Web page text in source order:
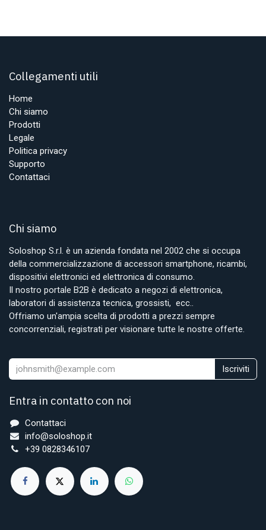
Collegamenti utili
Home
Chi siamo
Prodotti
Legale
Politica privacy
Supporto
Contattaci
Chi siamo
Soloshop S.r.l. è un azienda fondata nel 2002 che si occupa
della commercializzazione di accessori smartphone, ricambi,
dispositivi elettronici ed elettronica di consumo.
Il nostro portale B2B è dedicato a negozi di elettronica,
laboratori di assistenza tecnica, grossisti, ecc..
Offriamo un'ampia scelta di prodotti a prezzi sempre
concorrenziali, registrati per visionare tutte le nostre offerte.
Iscriviti
Entra in contatto con noi
Contattaci
info@soloshop.it
+39 0828346107